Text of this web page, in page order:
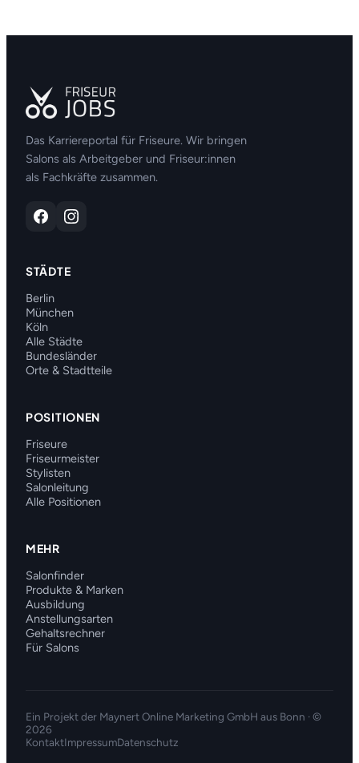
Das Karriereportal für Friseure. Wir bringen
Salons als Arbeitgeber und Friseur:innen
als Fachkräfte zusammen.
STÄDTE
Berlin
München
Köln
Alle Städte
Bundesländer
Orte & Stadtteile
POSITIONEN
Friseure
Friseurmeister
Stylisten
Salonleitung
Alle Positionen
MEHR
Salonfinder
Produkte & Marken
Ausbildung
Anstellungsarten
Gehaltsrechner
Für Salons
Ein Projekt der Maynert Online Marketing GmbH aus Bonn · ©
2026
KontaktImpressumDatenschutz